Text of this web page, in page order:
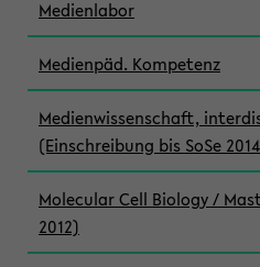
Medienlabor
Medienpäd. Kompetenz
Medienwissenschaft,
(Einschreibung bis SoSe
Molecular Cell Biology /
2012)